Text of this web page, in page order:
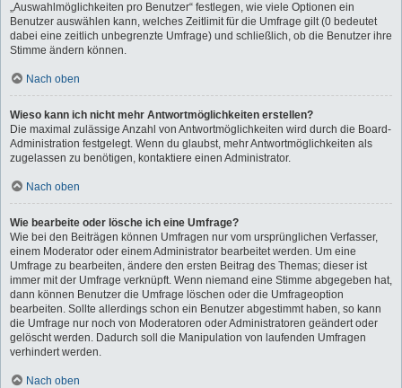
„Auswahlmöglichkeiten pro Benutzer“ festlegen, wie viele Optionen ein
Benutzer auswählen kann, welches Zeitlimit für die Umfrage gilt (0 bedeutet
dabei eine zeitlich unbegrenzte Umfrage) und schließlich, ob die Benutzer ihre
Stimme ändern können.
Nach oben
Wieso kann ich nicht mehr Antwortmöglichkeiten erstellen?
Die maximal zulässige Anzahl von Antwortmöglichkeiten wird durch die Board-
Administration festgelegt. Wenn du glaubst, mehr Antwortmöglichkeiten als
zugelassen zu benötigen, kontaktiere einen Administrator.
Nach oben
Wie bearbeite oder lösche ich eine Umfrage?
Wie bei den Beiträgen können Umfragen nur vom ursprünglichen Verfasser,
einem Moderator oder einem Administrator bearbeitet werden. Um eine
Umfrage zu bearbeiten, ändere den ersten Beitrag des Themas; dieser ist
immer mit der Umfrage verknüpft. Wenn niemand eine Stimme abgegeben hat,
dann können Benutzer die Umfrage löschen oder die Umfrageoption
bearbeiten. Sollte allerdings schon ein Benutzer abgestimmt haben, so kann
die Umfrage nur noch von Moderatoren oder Administratoren geändert oder
gelöscht werden. Dadurch soll die Manipulation von laufenden Umfragen
verhindert werden.
Nach oben